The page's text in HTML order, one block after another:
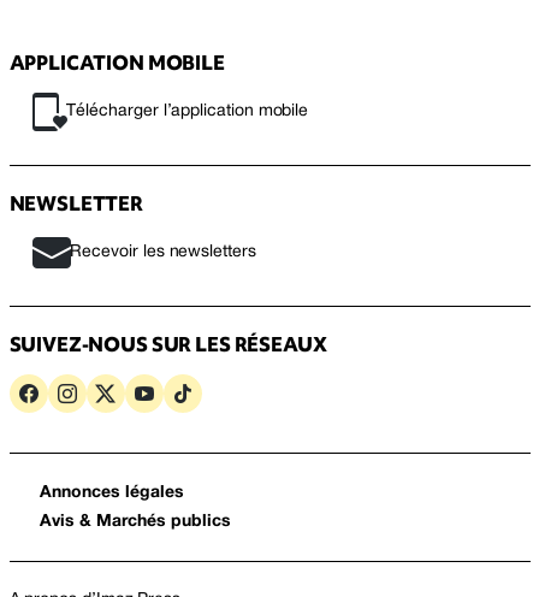
APPLICATION MOBILE
Télécharger l’application mobile
NEWSLETTER
Recevoir les newsletters
SUIVEZ-NOUS SUR LES RÉSEAUX
Annonces légales
Avis & Marchés publics